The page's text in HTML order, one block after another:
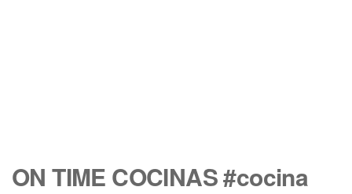
ON TIME COCINAS #cocina